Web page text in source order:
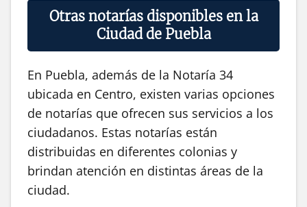
Otras notarías disponibles en la
Ciudad de Puebla
En Puebla, además de la Notaría 34
ubicada en Centro, existen varias opciones
de notarías que ofrecen sus servicios a los
ciudadanos. Estas notarías están
distribuidas en diferentes colonias y
brindan atención en distintas áreas de la
ciudad.